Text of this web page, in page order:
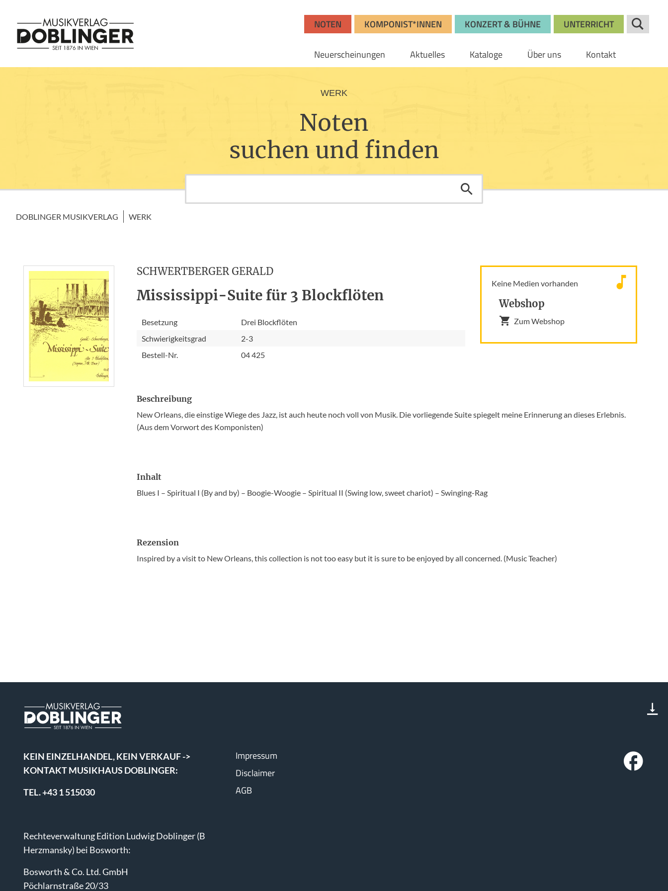
NOTEN KOMPONIST*INNEN KONZERT & BÜHNE UNTERRICHT
Neuerscheinungen Aktuelles Kataloge Über uns Kontakt
WERK
Noten
suchen und finden
DOBLINGER MUSIKVERLAG WERK
SCHWERTBERGER GERALD
Mississippi-Suite für 3 Blockflöten
Besetzung
Drei Blockflöten
Schwierigkeitsgrad
2-3
Bestell-Nr.
04 425
Keine Medien vorhanden
Webshop
Zum Webshop
Beschreibung
New Orleans, die einstige Wiege des Jazz, ist auch heute noch voll von Musik. Die vorliegende Suite spiegelt meine Erinnerung an dieses Erlebnis.
(Aus dem Vorwort des Komponisten)
Inhalt
Blues I – Spiritual I (By and by) – Boogie-Woogie – Spiritual II (Swing low, sweet chariot) – Swinging-Rag
Rezension
Inspired by a visit to New Orleans, this collection is not too easy but it is sure to be enjoyed by all concerned. (Music Teacher)
KEIN EINZELHANDEL, KEIN VERKAUF ->
KONTAKT MUSIKHAUS DOBLINGER:
TEL. +43 1 515030
Rechteverwaltung Edition Ludwig Doblinger (B
Herzmansky) bei Bosworth:
Bosworth & Co. Ltd. GmbH
Pöchlarnstraße 20/33
Impressum
Disclaimer
AGB